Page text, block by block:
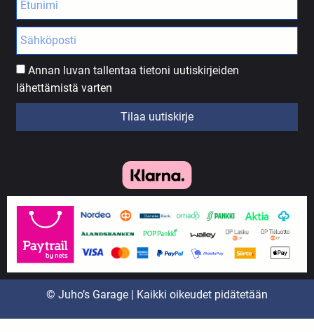
Annan luvan tallentaa tietoni uutiskirjeiden
lähettämistä varten
Tilaa uutiskirje
© Juho’s Garage | Kaikki oikeudet pidätetään